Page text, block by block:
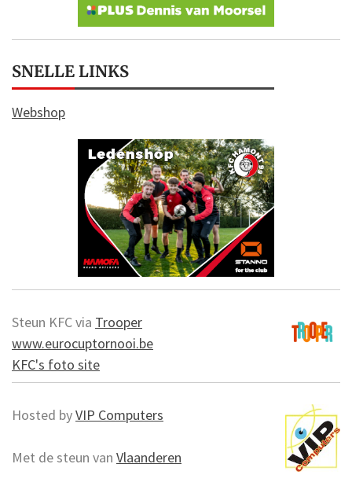
SNELLE LINKS
Webshop
Steun KFC via Trooper
www.eurocuptornooi.be
KFC's foto site
Hosted byVIP Computers
Met de steun van Vlaanderen